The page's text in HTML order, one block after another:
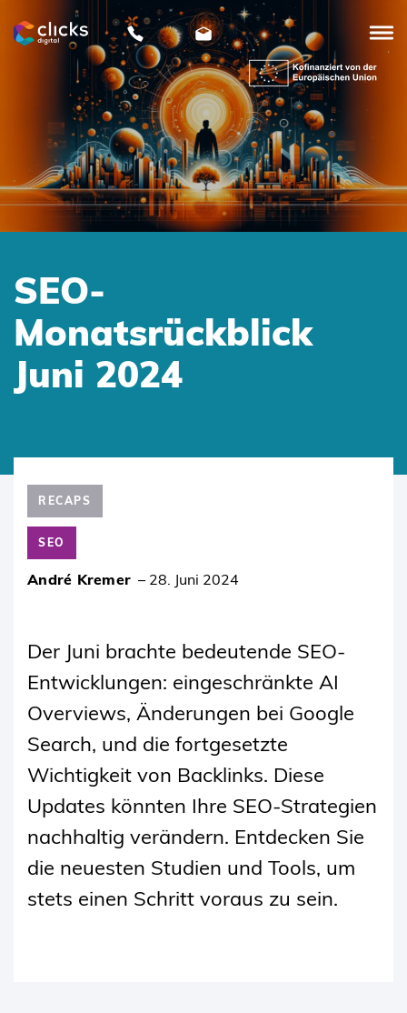
SEO-
Monatsrückblick
Juni 2024
RECAPS
SEO
André Kremer – 28. Juni 2024
Der Juni brachte bedeutende SEO-
Entwicklungen: eingeschränkte AI
Overviews, Änderungen bei Google
Search, und die fortgesetzte
Wichtigkeit von Backlinks. Diese
Updates könnten Ihre SEO-Strategien
nachhaltig verändern. Entdecken Sie
die neuesten Studien und Tools, um
stets einen Schritt voraus zu sein.